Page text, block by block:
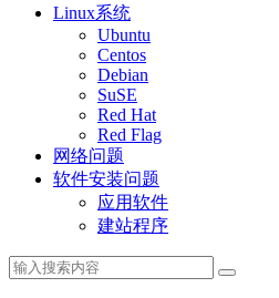
Linux系统
Ubuntu
Centos
Debian
SuSE
Red Hat
Red Flag
网络问题
软件安装问题
应用软件
建站程序